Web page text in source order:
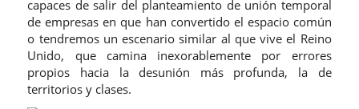
capaces de salir del planteamiento de unión temporal
de empresas en que han convertido el espacio común
o tendremos un escenario similar al que vive el Reino
Unido, que camina inexorablemente por errores
propios hacia la desunión más profunda, la de
territorios y clases.